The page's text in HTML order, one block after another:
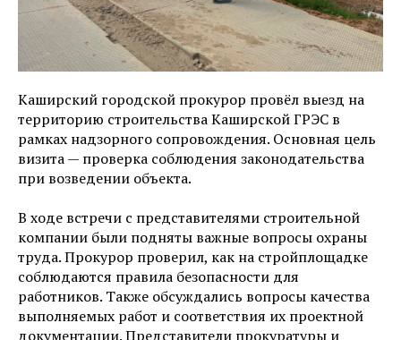
Каширский городской прокурор провёл выезд на
территорию строительства Каширской ГРЭС в
рамках надзорного сопровождения. Основная цель
визита — проверка соблюдения законодательства
при возведении объекта.
В ходе встречи с представителями строительной
компании были подняты важные вопросы охраны
труда. Прокурор проверил, как на стройплощадке
соблюдаются правила безопасности для
работников. Также обсуждались вопросы качества
выполняемых работ и соответствия их проектной
документации. Представители прокуратуры и